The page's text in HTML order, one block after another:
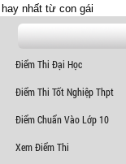
hay nhất từ con gái
Điểm Thi Đại Học
Điểm Thi Tốt Nghiệp Thpt
Điểm Chuẩn Vào Lớp 10
Xem Điểm Thi